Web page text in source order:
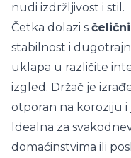
nudi izdržljivost i stil.
Četka dolazi s
stabilnost i
uklapa u različite
izgled. Držač je
otporan na koroziju i
Idealna za
domaćinstvima ili